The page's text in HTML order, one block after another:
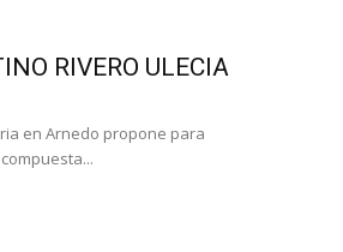
RIVERO ULECIA
en Arnedo propone para